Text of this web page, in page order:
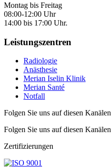
Montag bis Freitag
08:00-12:00 Uhr
14:00 bis 17:00 Uhr.
Leistungszentren
Radiologie
Anästhesie
Merian Iselin Klinik
Merian Santé
Notfall
Folgen Sie uns auf diesen Kanälen
Folgen Sie uns auf diesen Kanälen
Zertifizierungen